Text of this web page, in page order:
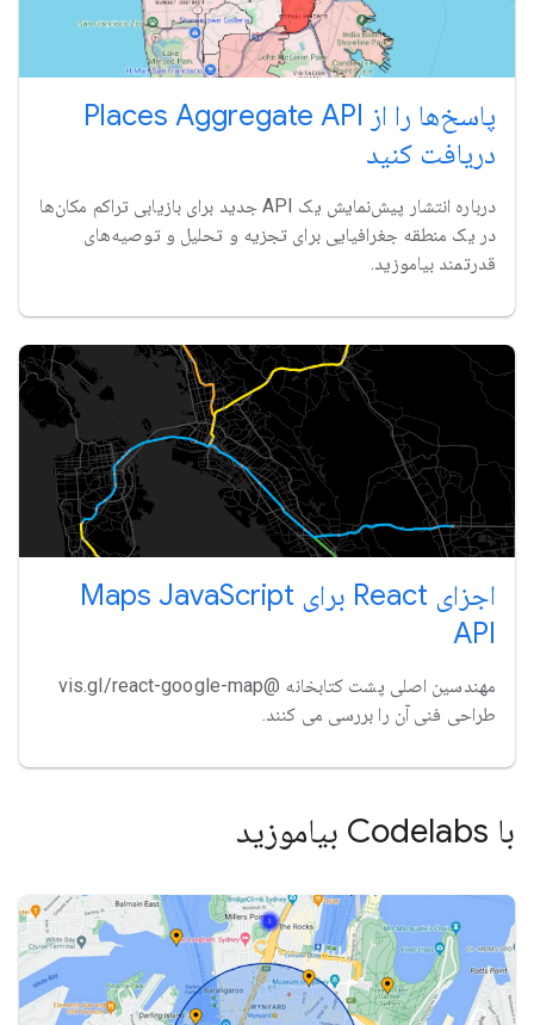
پاسخ‌ها را از Places Aggregate API
دریافت کنید
درباره انتشار پیش‌نمایش یک API جدید برای بازیابی تراکم مکان‌ها
در یک منطقه جغرافیایی برای تجزیه و تحلیل و توصیه‌های
قدرتمند بیاموزید.
اجزای React برای Maps JavaScript
API
مهندسین اصلی پشت کتابخانه @vis.gl/react-google-map
طراحی فنی آن را بررسی می کنند.
با Codelabs بیاموزید